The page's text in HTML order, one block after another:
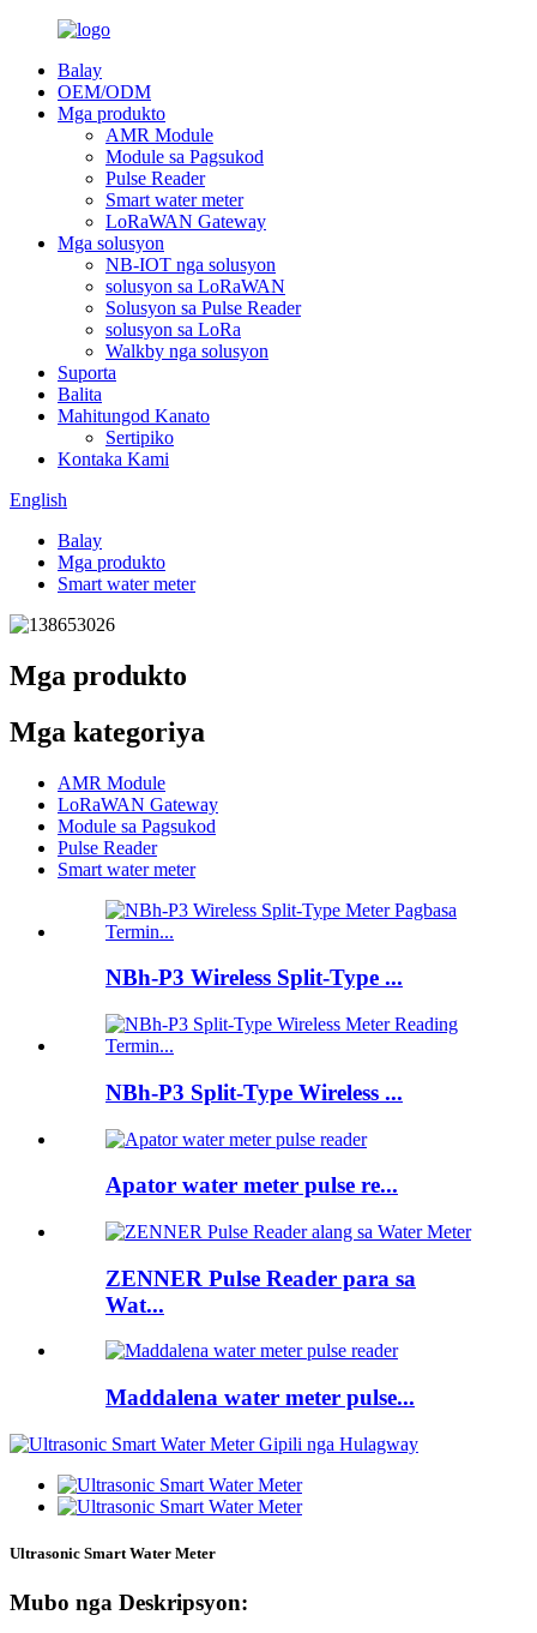
Balay
OEM/ODM
Mga produkto
AMR Module
Module sa Pagsukod
Pulse Reader
Smart water meter
LoRaWAN Gateway
Mga solusyon
NB-IOT nga solusyon
solusyon sa LoRaWAN
Solusyon sa Pulse Reader
solusyon sa LoRa
Walkby nga solusyon
Suporta
Balita
Mahitungod Kanato
Sertipiko
Kontaka Kami
English
Balay
Mga produkto
Smart water meter
Mga produkto
Mga kategoriya
AMR Module
LoRaWAN Gateway
Module sa Pagsukod
Pulse Reader
Smart water meter
NBh-P3 Wireless Split-Type ...
NBh-P3 Split-Type Wireless ...
Apator water meter pulse re...
ZENNER Pulse Reader para sa
Wat...
Maddalena water meter pulse...
Ultrasonic Smart Water Meter
Mubo nga Deskripsyon: